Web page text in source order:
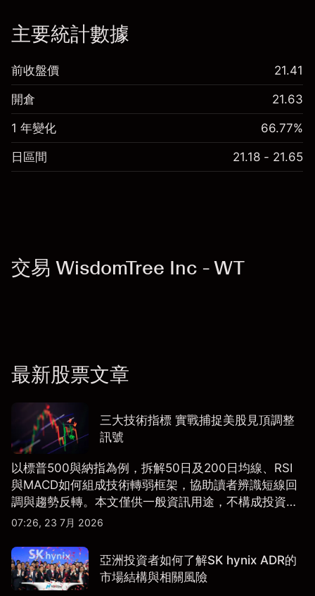
主要統計數據
前收盤價 21.41
開倉 21.63
1 年變化 66.77%
日區間 21.18 - 21.65
交易 WisdomTree Inc - WT
最新股票文章
三大技術指標 實戰捕捉美股見頂調整
訊號
以標普500與納指為例，拆解50日及200日均線、RSI
與MACD如何組成技術轉弱框架，協助讀者辨識短線回
調與趨勢反轉。本文僅供一般資訊用途，不構成投資研
究、投資建議或任何交易推薦。
07:26, 23 7月 2026
亞洲投資者如何了解SK hynix ADR的
市場結構與相關風險